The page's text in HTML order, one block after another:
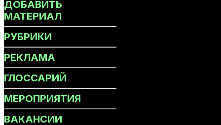
ДОБАВИТЬ
МАТЕРИАЛ
РУБРИКИ
РЕКЛАМА
ГЛОССАРИЙ
МЕРОПРИЯТИЯ
ВАКАНСИИ